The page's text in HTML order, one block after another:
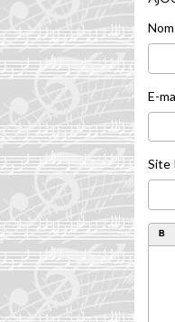
Nom
E-
Site